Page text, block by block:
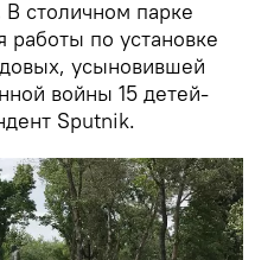
В столичном парке
по установке
усыновившей
войны 15 детей-
Sputnik.